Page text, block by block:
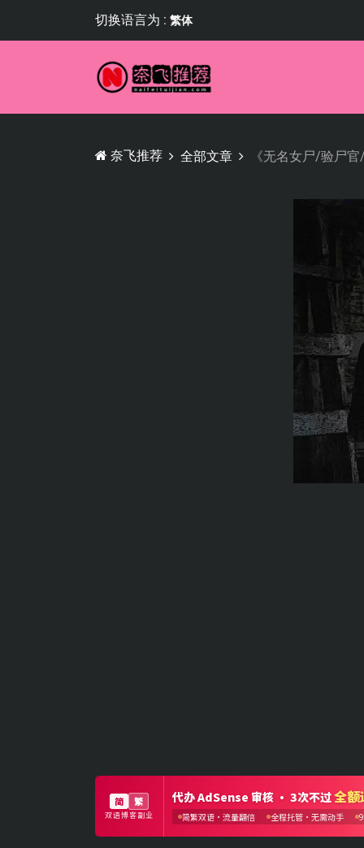
切换语言为 : 繁体
奈飞推荐 全部文章 《无名女尸/验尸